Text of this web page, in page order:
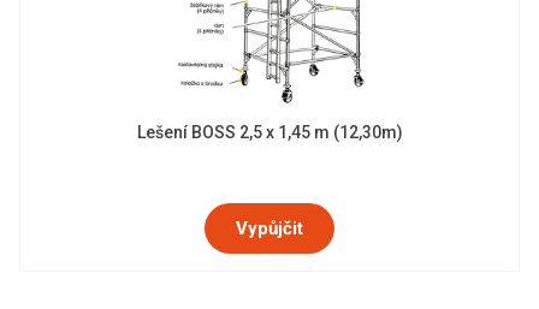
Lešení BOSS 2,5 x 1,45 m (12,30m)
Vypůjčit